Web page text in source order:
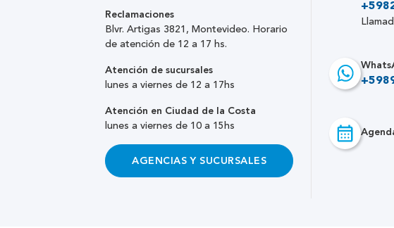
Reclamaciones
Blvr. Artigas 3821, Montevideo. Horario
de atención de 12 a 17 hs.
Atención de sucursales
lunes a viernes de 12 a 17hs
Atención en Ciudad de la Costa
lunes a viernes de 10 a 15hs
AGENCIAS Y SUCURSALES